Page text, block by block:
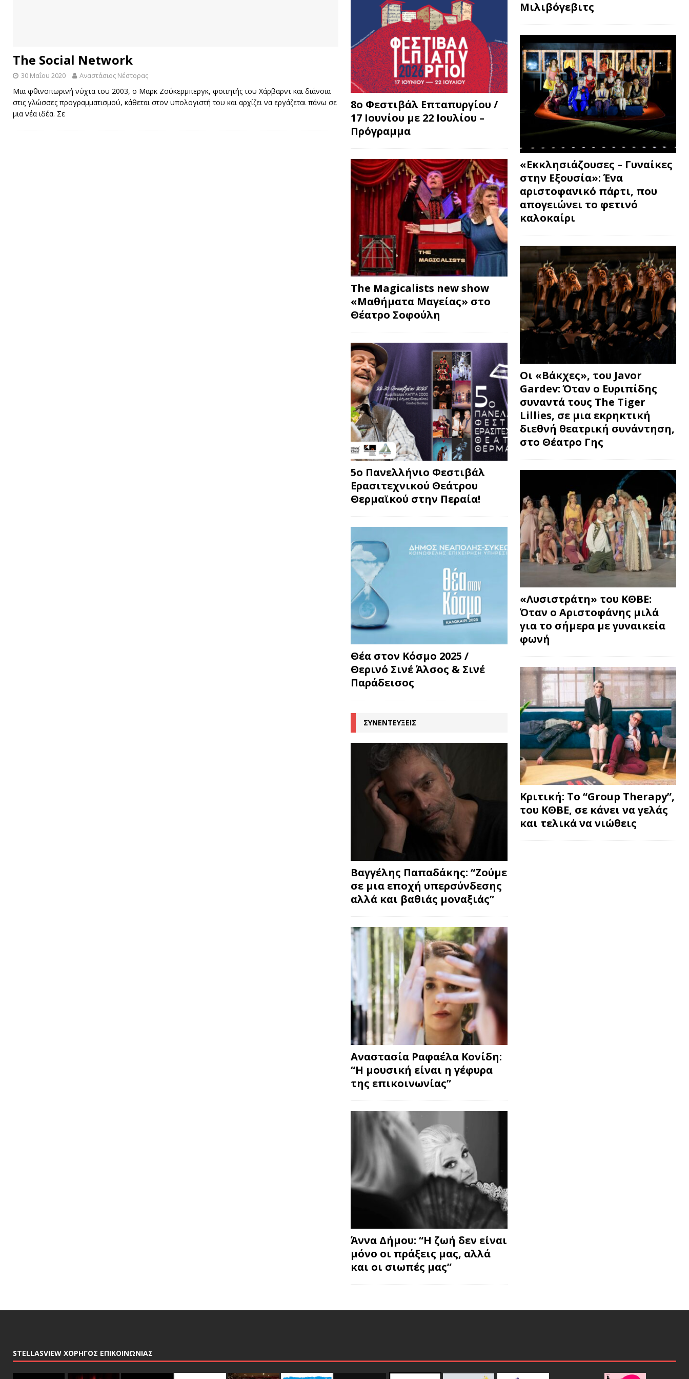
The Social Network
30 Μαΐου 2020 Αναστάσιος Νέστορας
Μια φθινοπωρινή νύχτα του 2003, ο Μαρκ Ζούκερμπεργκ, φοιτητής του Χάρβαρντ και διάνοια
στις γλώσσες προγραμματισμού, κάθεται στον υπολογιστή του και αρχίζει να εργάζεται πάνω σε
μια νέα ιδέα. Σε
8o Φεστιβάλ Επταπυργίου /
17 Ιουνίου με 22 Ιουλίου –
Πρόγραμμα
The Magicalists new show
«Μαθήματα Μαγείας» στο
Θέατρο Σοφούλη
5ο Πανελλήνιο Φεστιβάλ
Ερασιτεχνικού Θεάτρου
Θερμαϊκού στην Περαία!
Θέα στον Κόσμο 2025 /
Θερινό Σινέ Άλσος & Σινέ
Παράδεισος
ΣΥΝΕΝΤΕΥΞΕΙΣ
Βαγγέλης Παπαδάκης: “Ζούμε
σε μια εποχή υπερσύνδεσης
αλλά και βαθιάς μοναξιάς”
Αναστασία Ραφαέλα Κονίδη:
“Η μουσική είναι η γέφυρα
της επικοινωνίας”
Άννα Δήμου: “Η ζωή δεν είναι
μόνο οι πράξεις μας, αλλά
και οι σιωπές μας”
Μιλιβόγεβιτς
«Εκκλησιάζουσες – Γυναίκες
στην Εξουσία»: Ένα
αριστοφανικό πάρτι, που
απογειώνει το φετινό
καλοκαίρι
Οι «Βάκχες», του Javor
Gardev: Όταν ο Ευριπίδης
συναντά τους The Tiger
Lillies, σε μια εκρηκτική
διεθνή θεατρική συνάντηση,
στο Θέατρο Γης
«Λυσιστράτη» του ΚΘΒΕ:
Όταν ο Αριστοφάνης μιλά
για το σήμερα με γυναικεία
φωνή
Κριτική: Το “Group Therapy”,
του ΚΘΒΕ, σε κάνει να γελάς
και τελικά να νιώθεις
STELLASVIEW ΧΟΡΗΓΟΣ ΕΠΙΚΟΙΝΩΝΙΑΣ